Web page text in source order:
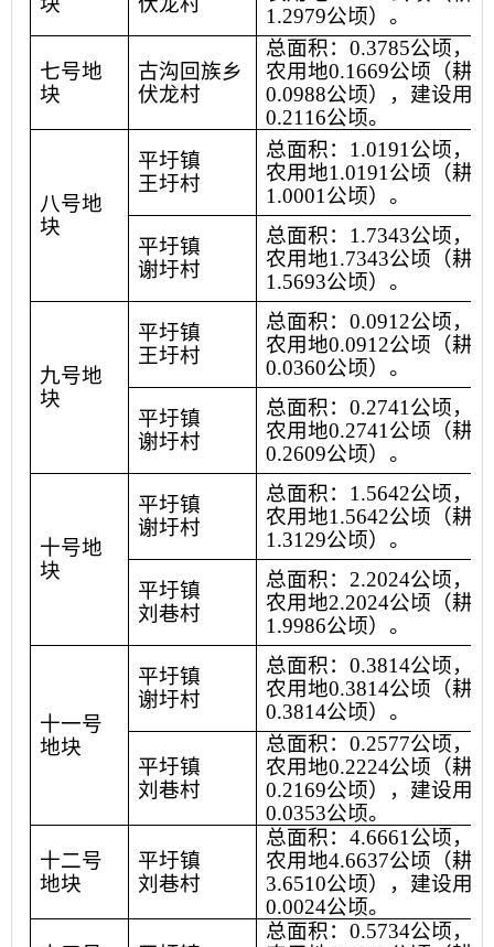
1.2979公顷）。
七号地
块
古沟回族乡
伏龙村
总面积： 0.3785公顷，
农用地0.1669公顷（耕地
0.0988公顷），建设用地
0.2116公顷。
八号地
块
平圩镇
王圩村
总面积： 1.0191 公顷，
农用地1.0191 公顷（耕地
1.0001 公顷）。
平圩镇
谢圩村
总面积： 1.7343公顷，
农用地1.7343公顷（耕地
1.5693公顷）。
九号地
块
平圩镇
王圩村
总面积： 0.0912公顷，
农用地0.0912公顷（耕地
0.0360公顷）。
平圩镇
谢圩村
总面积： 0.2741 公顷，
农用地0.2741 公顷（耕地
0.2609公顷）。
十号地
块
平圩镇
谢圩村
总面积： 1.5642公顷，
农用地1.5642公顷（耕地
1.3129公顷）。
平圩镇
刘巷村
总面积： 2.2024公顷，
农用地2.2024公顷（耕地
1.9986公顷）。
十一号
地块
平圩镇
谢圩村
总面积： 0.3814公顷，
农用地0.3814公顷（耕地
0.3814公顷）。
平圩镇
刘巷村
总面积： 0.2577公顷，
农用地0.2224公顷（耕地
0.2169公顷），建设用地
0.0353公顷。
十二号
地块
平圩镇
刘巷村
总面积： 4.6661 公顷，
农用地4.6637公顷（耕地
3.6510公顷），建设用地
0.0024公顷。
总面积： 0.5734公顷，